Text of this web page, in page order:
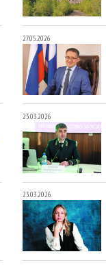
27.05.2026
23.03.2026
23.03.2026